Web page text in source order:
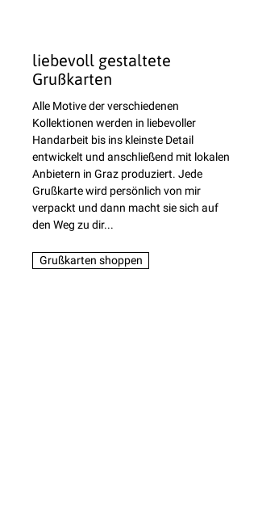
liebevoll gestaltete
Grußkarten
Alle Motive der verschiedenen
Kollektionen werden in liebevoller
Handarbeit bis ins kleinste Detail
entwickelt und anschließend mit lokalen
Anbietern in Graz produziert. Jede
Grußkarte wird persönlich von mir
verpackt und dann macht sie sich auf
den Weg zu dir...
Grußkarten shoppen